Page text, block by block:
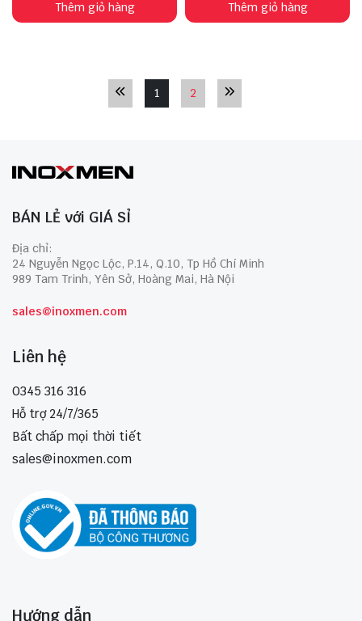
Thêm giỏ hàng Thêm giỏ hàng
1 2
BÁN LẺ với GIÁ SỈ
Địa chỉ:
24 Nguyễn Ngọc Lộc, P.14, Q.10, Tp Hồ Chí Minh
989 Tam Trinh, Yên Sở, Hoàng Mai, Hà Nội
sales@inoxmen.com
Liên hệ
0345 316 316
Hỗ trợ 24/7/365
Bất chấp mọi thời tiết
sales@inoxmen.com
Hướng dẫn